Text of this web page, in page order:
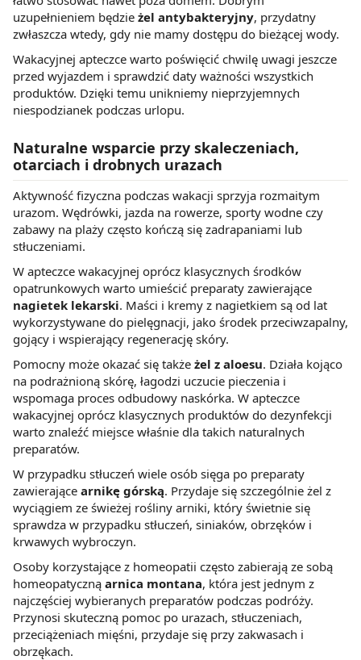
uzupełnieniem będzie żel antybakteryjny, przydatny
zwłaszcza wtedy, gdy nie mamy dostępu do bieżącej wody.
Wakacyjnej apteczce warto poświęcić chwilę uwagi jeszcze
przed wyjazdem i sprawdzić daty ważności wszystkich
produktów. Dzięki temu unikniemy nieprzyjemnych
niespodzianek podczas urlopu.
Naturalne wsparcie przy skaleczeniach,
otarciach i drobnych urazach
Aktywność fizyczna podczas wakacji sprzyja rozmaitym
urazom. Wędrówki, jazda na rowerze, sporty wodne czy
zabawy na plaży często kończą się zadrapaniami lub
stłuczeniami.
W apteczce wakacyjnej oprócz klasycznych środków
opatrunkowych warto umieścić preparaty zawierające
nagietek lekarski. Maści i kremy z nagietkiem są od lat
wykorzystywane do pielęgnacji, jako środek przeciwzapalny,
gojący i wspierający regenerację skóry.
Pomocny może okazać się także żel z aloesu. Działa kojąco
na podrażnioną skórę, łagodzi uczucie pieczenia i
wspomaga proces odbudowy naskórka. W apteczce
wakacyjnej oprócz klasycznych produktów do dezynfekcji
warto znaleźć miejsce właśnie dla takich naturalnych
preparatów.
W przypadku stłuczeń wiele osób sięga po preparaty
zawierające arnikę górską. Przydaje się szczególnie żel z
wyciągiem ze świeżej rośliny arniki, który świetnie się
sprawdza w przypadku stłuczeń, siniaków, obrzęków i
krwawych wybroczyn.
Osoby korzystające z homeopatii często zabierają ze sobą
homeopatyczną arnica montana, która jest jednym z
najczęściej wybieranych preparatów podczas podróży.
Przynosi skuteczną pomoc po urazach, stłuczeniach,
przeciążeniach mięśni, przydaje się przy zakwasach i
obrzękach.